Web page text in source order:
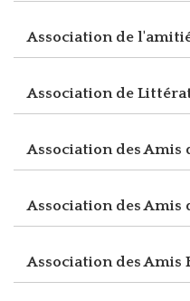
Association de
Association de
Association des Amis
Association des Amis
Association des Amis